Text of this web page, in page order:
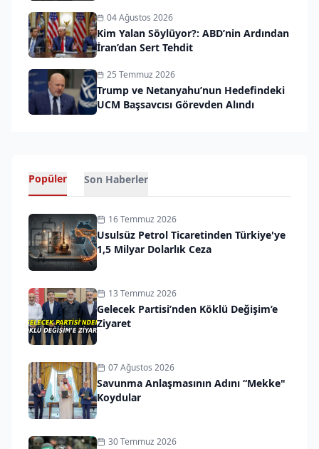
04 Ağustos 2026
Kim Yalan Söylüyor?: ABD’nin Ardından
İran’dan Sert Tehdit
25 Temmuz 2026
Trump ve Netanyahu’nun Hedefindeki
UCM Başsavcısı Görevden Alındı
Popüler Son Haberler
16 Temmuz 2026
Usulsüz Petrol Ticaretinden Türkiye'ye
1,5 Milyar Dolarlık Ceza
13 Temmuz 2026
Gelecek Partisi’nden Köklü Değişim’e
Ziyaret
07 Ağustos 2026
Savunma Anlaşmasının Adını “Mekke"
Koydular
30 Temmuz 2026